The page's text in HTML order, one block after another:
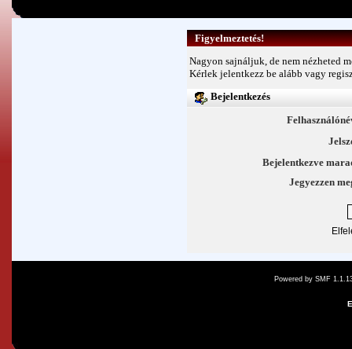
Figyelmeztetés!
Nagyon sajnáljuk, de nem nézheted
Kérlek jelentkezz be alább vagy
Bejelentkezés
Bejelentkezve
Jegyezzen
Powered by SMF